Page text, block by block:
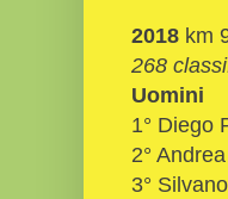
2018 km
268
Uomini
1° Diego
2°
3°